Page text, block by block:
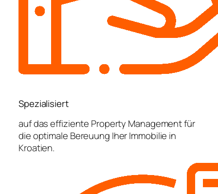
Spezialisiert
auf das effiziente Property Management für
die optimale Bereuung Iher Immobilie in
Kroatien.